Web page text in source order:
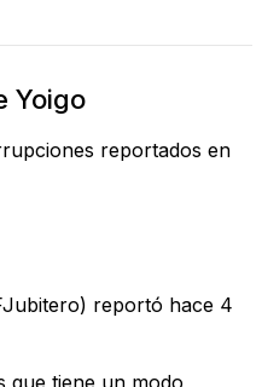
Yoigo
reportados en
reportó hace 4
que tiene un modo